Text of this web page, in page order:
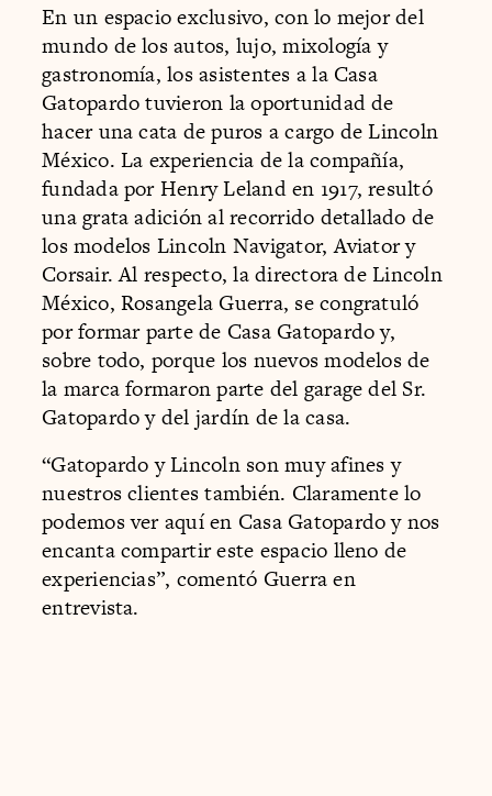
En un espacio exclusivo, con lo mejor del
mundo de los autos, lujo, mixología y
gastronomía, los asistentes a la Casa
Gatopardo tuvieron la oportunidad de
hacer una cata de puros a cargo de Lincoln
México. La experiencia de la compañía,
fundada por Henry Leland en 1917, resultó
una grata adición al recorrido detallado de
los modelos Lincoln Navigator, Aviator y
Corsair. Al respecto, la directora de Lincoln
México, Rosangela Guerra, se congratuló
por formar parte de Casa Gatopardo y,
sobre todo, porque los nuevos modelos de
la marca formaron parte del garage del Sr.
Gatopardo y del jardín de la casa.
“Gatopardo y Lincoln son muy afines y
nuestros clientes también. Claramente lo
podemos ver aquí en Casa Gatopardo y nos
encanta compartir este espacio lleno de
experiencias”, comentó Guerra en
entrevista.